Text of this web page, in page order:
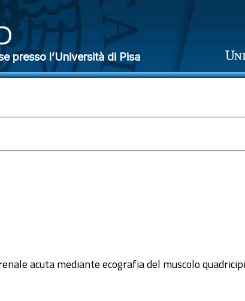
presso l’Università di Pisa
acuta mediante ecografia del muscolo